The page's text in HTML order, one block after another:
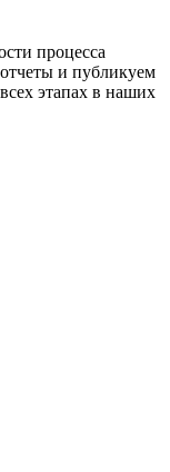
процесса
и публикуем
этапах в наших